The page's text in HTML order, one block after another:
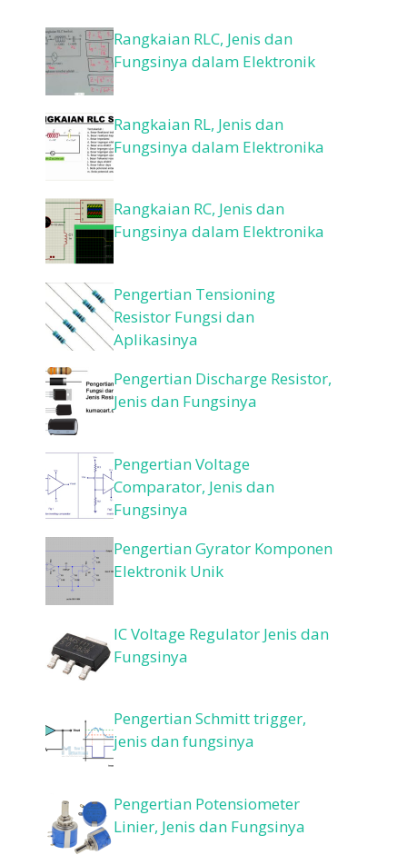
Rangkaian RLC, Jenis dan
Fungsinya dalam Elektronik
Rangkaian RL, Jenis dan
Fungsinya dalam Elektronika
Rangkaian RC, Jenis dan
Fungsinya dalam Elektronika
Pengertian Tensioning
Resistor Fungsi dan
Aplikasinya
Pengertian Discharge Resistor,
Jenis dan Fungsinya
Pengertian Voltage
Comparator, Jenis dan
Fungsinya
Pengertian Gyrator Komponen
Elektronik Unik
IC Voltage Regulator Jenis dan
Fungsinya
Pengertian Schmitt trigger,
jenis dan fungsinya
Pengertian Potensiometer
Linier, Jenis dan Fungsinya